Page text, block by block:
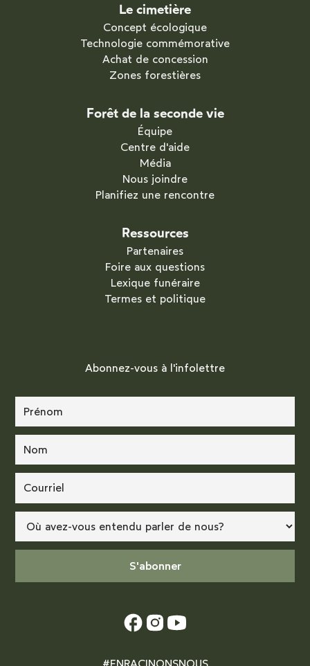
Le cimetière
Concept écologique
Technologie commémorative
Achat de concession
Zones forestières
Forêt de la seconde vie
Équipe
Centre d'aide
Média
Nous joindre
Planifiez une rencontre
Ressources
Partenaires
Foire aux questions
Lexique funéraire
Termes et politique
Abonnez-vous à l'infolettre